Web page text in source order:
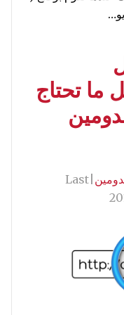
ما تحتاج
Last